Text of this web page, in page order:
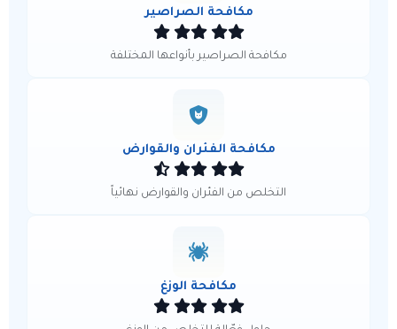
مكافحة الصراصير
مكافحة الصراصير بأنواعها المختلفة
مكافحة الفئران والقوارض
التخلص من الفئران والقوارض نهائياً
مكافحة الوزغ